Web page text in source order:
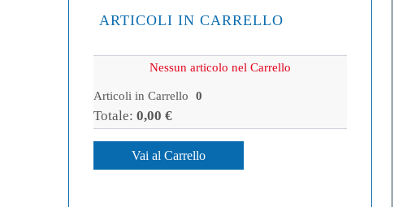
ARTICOLI IN CARRELLO
Nessun articolo nel Carrello
Articoli in Carrello 0
Totale: 0,00 €
Vai al Carrello